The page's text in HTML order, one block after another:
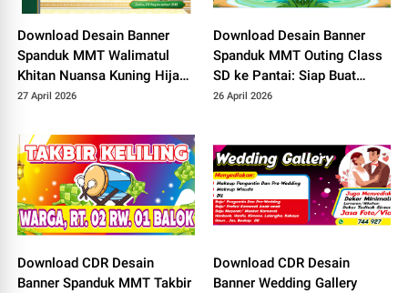
Download Desain Banner
Spanduk MMT Walimatul
Khitan Nuansa Kuning Hijau
Siap Edit di CorelDRAW X7
27 April 2026
Download Desain Banner
Spanduk MMT Outing Class
SD ke Pantai: Siap Buat
Healing dan Rekreasi!
26 April 2026
Download CDR Desain
Banner Spanduk MMT Takbir
Download CDR Desain
Banner Wedding Gallery